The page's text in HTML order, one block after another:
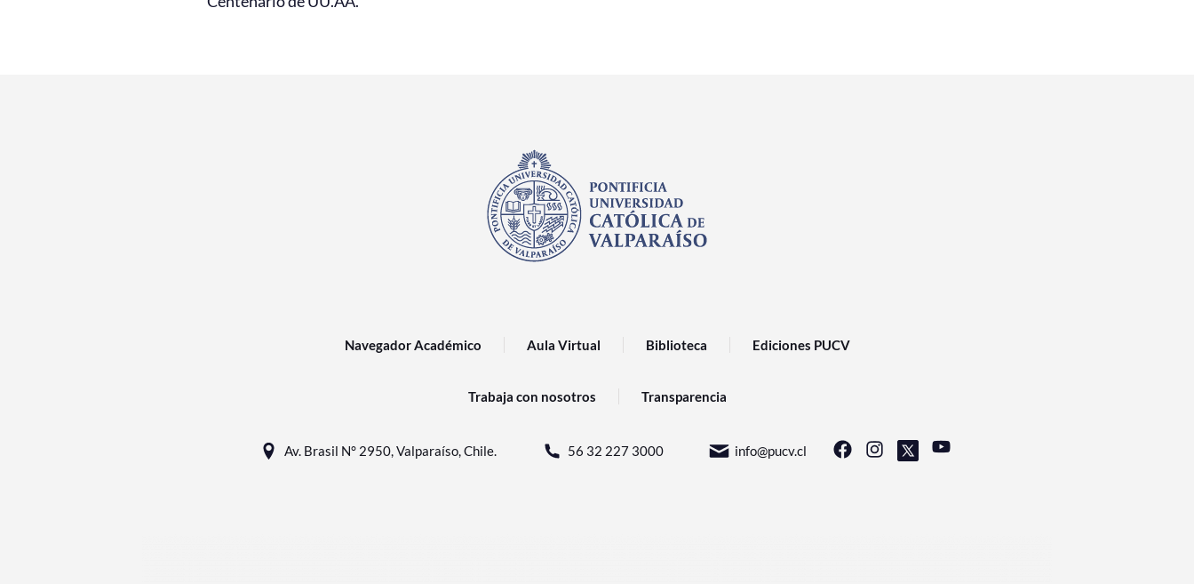
Navegador Académico Aula Virtual Biblioteca Ediciones PUCV
Trabaja con nosotros Transparencia
Av. Brasil N° 2950, Valparaíso, Chile. 56 32 227 3000 info@pucv.cl